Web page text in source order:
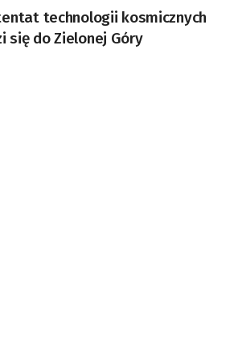
technologii kosmicznych
się do Zielonej Góry